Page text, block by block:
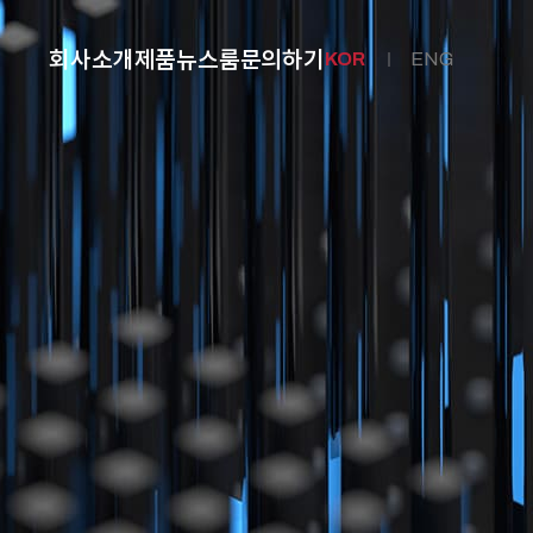
회사소개 제품뉴스룸문의하기 KOR ENG